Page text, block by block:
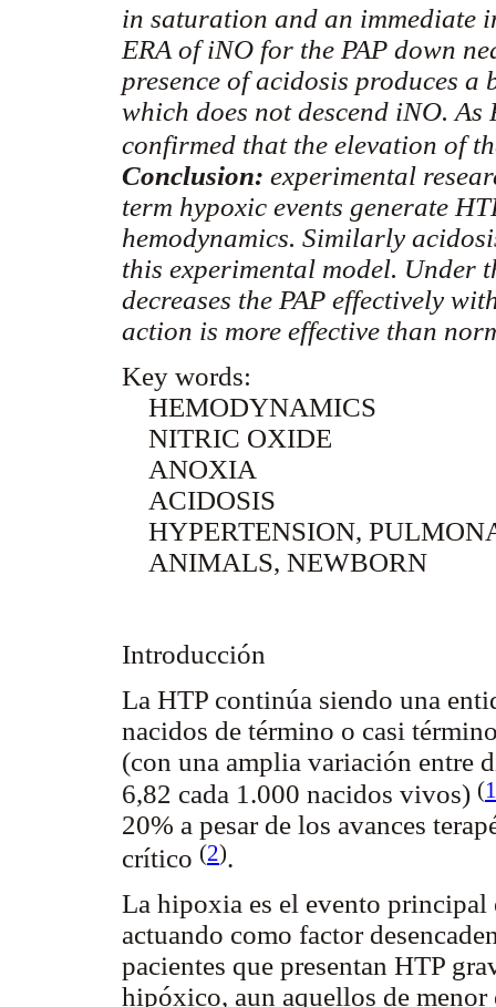
in saturation and an immediate
ERA of iNO for the PAP down
presence of acidosis produces
which does not descend iNO.
confirmed that the elevation of
Conclusion: experimental
term hypoxic events generate
hemodynamics. Similarly
this experimental model. Under
decreases the PAP effectively
action is more effective than
Key words:
HEMODYNAMICS
NITRIC OXIDE
ANOXIA
ACIDOSIS
HYPERTENSION,
ANIMALS, NEWBORN
Introducción
La HTP continúa siendo una
nacidos de término o casi
(con una amplia variación entre
6,82 cada 1.000 nacidos vivos) (1
20% a pesar de los avances
crítico (2).
La hipoxia es el evento principal
actuando como factor
pacientes que presentan HTP
hipóxico, aun aquellos de